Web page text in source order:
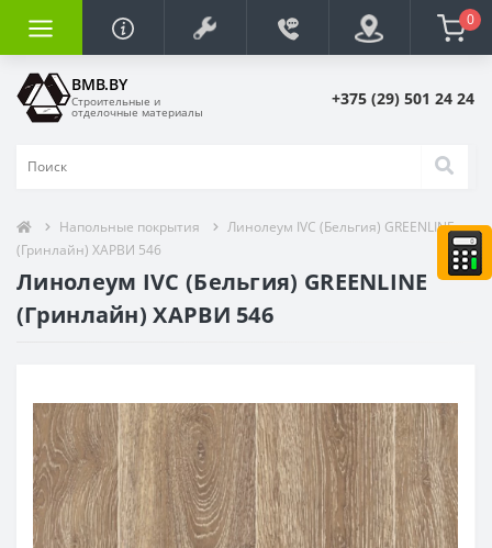
0
BMB.BY
Строительные и
отделочные материалы
+375 (29) 501 24 24
Напольные покрытия
Линолеум IVC (Бельгия) GREENLINE
(Гринлайн) ХАРВИ 546
Линолеум IVC (Бельгия) GREENLINE
(Гринлайн) ХАРВИ 546